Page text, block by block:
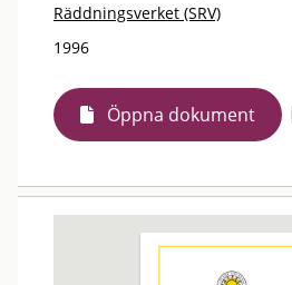
Räddningsverket (SRV)
1996
Öppna dokument